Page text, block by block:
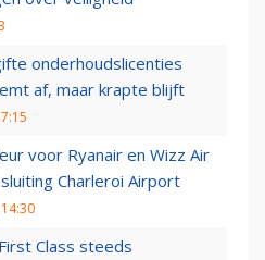
onderhoudslicenties
af, maar krapte blijft
voor Ryanair en Wizz Air
Charleroi Airport
Class steeds